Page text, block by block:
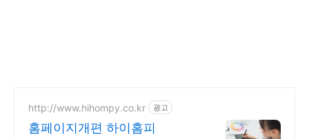
http://www.hihompy.co.kr 광고
홈페이지개편 하이홈피